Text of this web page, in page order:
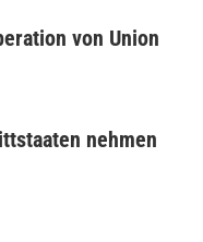
von Union
nehmen